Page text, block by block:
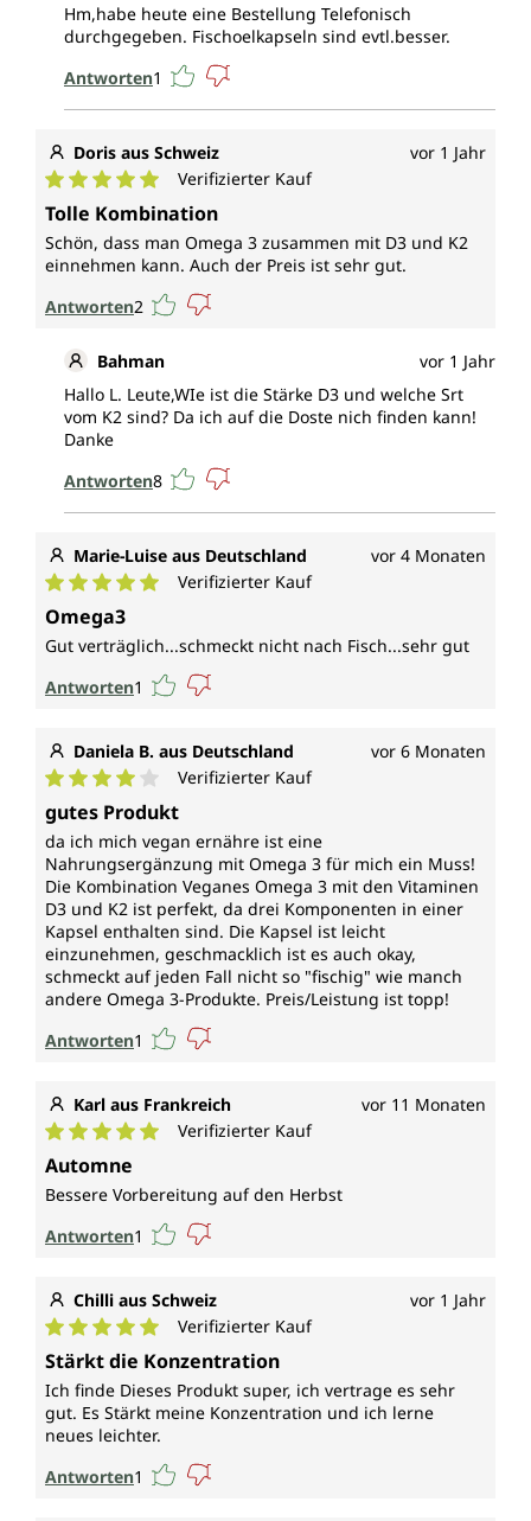
Hm,habe heute eine Bestellung Telefonisch
durchgegeben. Fischoelkapseln sind evtl.besser.
Antworten1
Doris aus Schweiz vor 1 Jahr
Durchschnittliche Bewertung von 5 von 5 Sternen
Verifizierter Kauf
Tolle Kombination
Schön, dass man Omega 3 zusammen mit D3 und K2
einnehmen kann. Auch der Preis ist sehr gut.
Antworten2
Bahman
vor 1 Jahr
Hallo L. Leute,WIe ist die Stärke D3 und welche Srt
vom K2 sind? Da ich auf die Doste nich finden kann!
Danke
Antworten8
Marie-Luise aus Deutschland vor 4 Monaten
Durchschnittliche Bewertung von 5 von 5 Sternen
Verifizierter Kauf
Omega3
Gut verträglich...schmeckt nicht nach Fisch...sehr gut
Antworten1
Daniela B. aus Deutschland vor 6 Monaten
Durchschnittliche Bewertung von 4 von 5 Sternen
Verifizierter Kauf
gutes Produkt
da ich mich vegan ernähre ist eine
Nahrungsergänzung mit Omega 3 für mich ein Muss!
Die Kombination Veganes Omega 3 mit den Vitaminen
D3 und K2 ist perfekt, da drei Komponenten in einer
Kapsel enthalten sind. Die Kapsel ist leicht
einzunehmen, geschmacklich ist es auch okay,
schmeckt auf jeden Fall nicht so "fischig" wie manch
andere Omega 3-Produkte. Preis/Leistung ist topp!
Antworten1
Karl aus Frankreich vor 11 Monaten
Durchschnittliche Bewertung von 5 von 5 Sternen
Verifizierter Kauf
Automne
Bessere Vorbereitung auf den Herbst
Antworten1
Chilli aus Schweiz vor 1 Jahr
Durchschnittliche Bewertung von 5 von 5 Sternen
Verifizierter Kauf
Stärkt die Konzentration
Ich finde Dieses Produkt super, ich vertrage es sehr
gut. Es Stärkt meine Konzentration und ich lerne
neues leichter.
Antworten1